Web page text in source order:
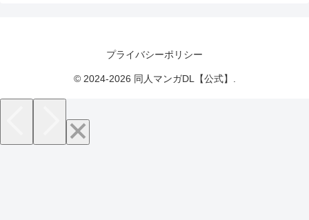
プライバシーポリシー
© 2024-2026 同人マンガDL【公式】.